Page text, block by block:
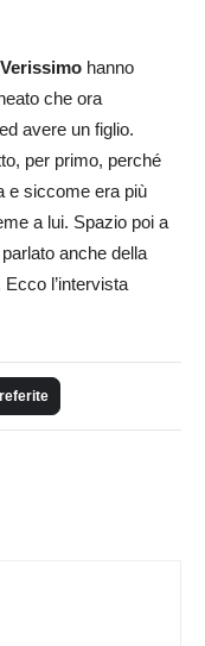
hanno
che ora
avere un figlio.
per primo, perché
e siccome era più
a lui. Spazio poi a
anche della
l’intervista